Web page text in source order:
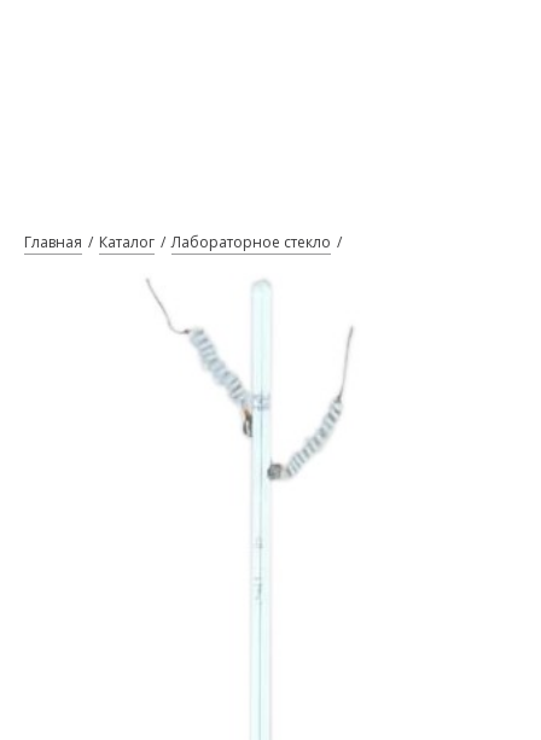
Главная Каталог Лабораторное стекло